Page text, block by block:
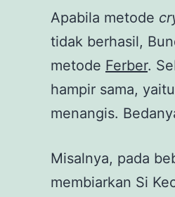
Apabila metode
tidak berhasil,
metode Ferber.
hampir sama,
menangis.
Misalnya, pada
membiarkan Si